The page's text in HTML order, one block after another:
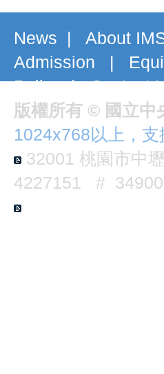
News | About
Admission
|
Policy|Contact
版權所有 © 國立中
1024x768以上，
32001 桃園市中
4227151 #